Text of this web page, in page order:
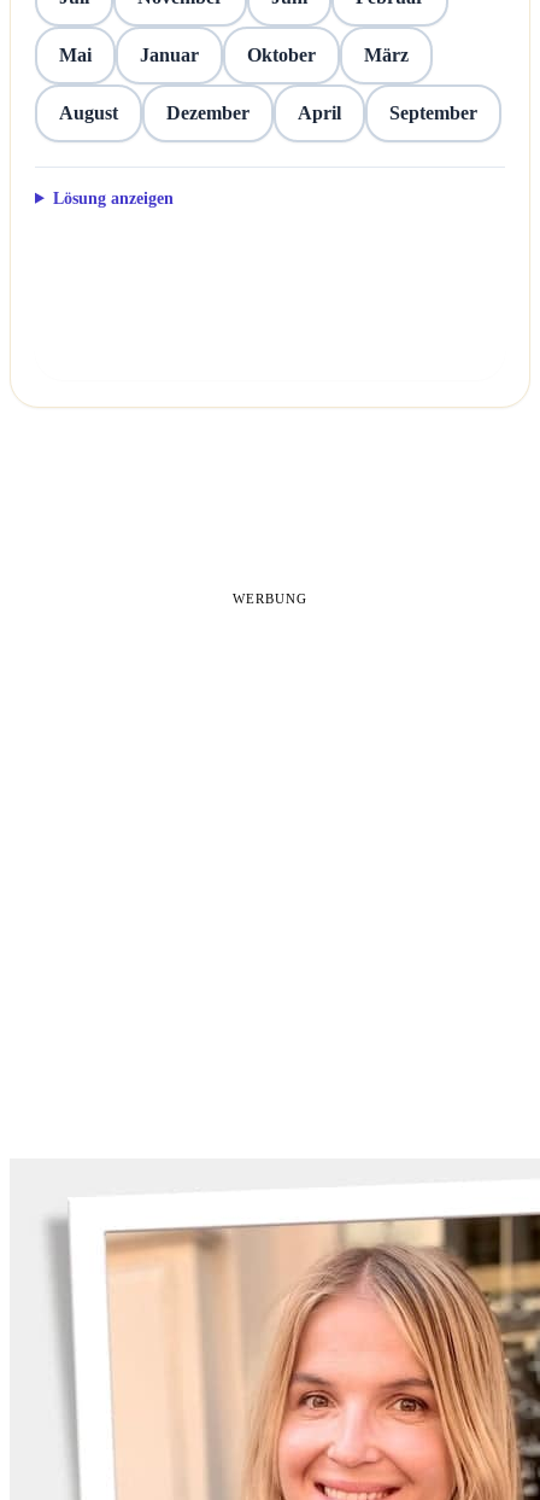
Mai Januar Oktober März
August Dezember April September
Lösung anzeigen
WERBUNG